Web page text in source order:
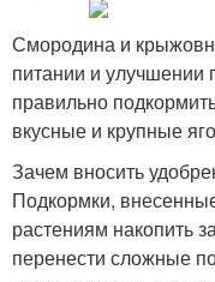
Смородина и
питании и улучшении
правильно
вкусные и крупные
Зачем вносить
Подкормки,
растениям накопить
перенести сложные